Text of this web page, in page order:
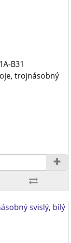
B31
trojnásobný
svislý, bílý